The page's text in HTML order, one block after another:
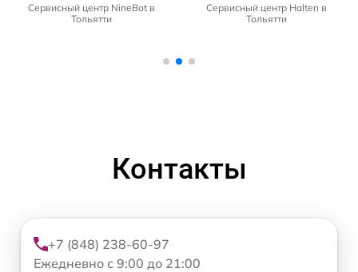
Сервисный центр NineBot в
Тольятти
Сервисный центр Halten в
Тольятти
Контакты
+7 (848) 238-60-97
Ежедневно с 9:00 до 21:00